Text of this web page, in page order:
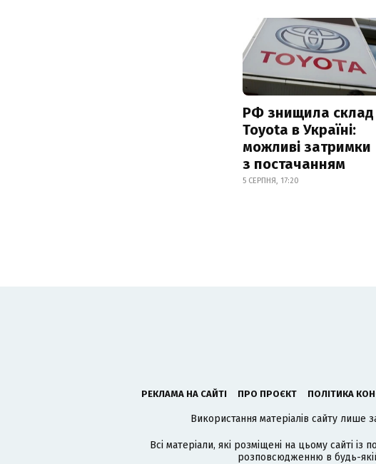
РФ знищила склад
Toyota в Україні:
можливі затримки
з постачанням
5 СЕРПНЯ, 17:20
РЕКЛАМА НА САЙТІ ПРО ПРОЄКТ ПОЛІТИКА
Використання матеріалів сайту лише
Всі матеріали, які розміщені на цьому сайті із
розповсюдженню в будь-